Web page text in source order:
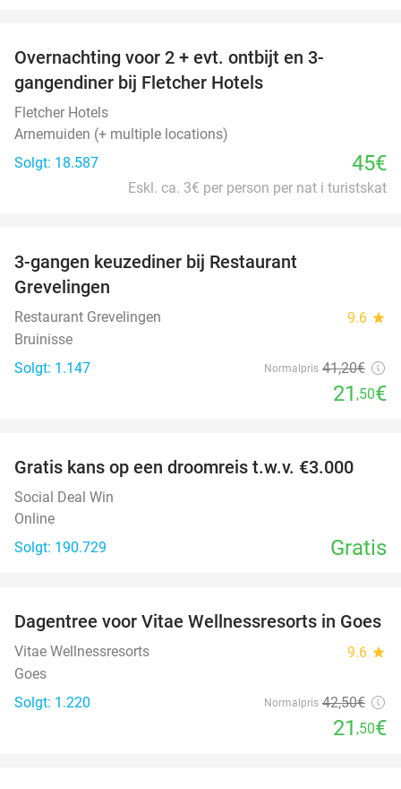
Overnachting voor 2 + evt. ontbijt en 3-
gangendiner bij Fletcher Hotels
Fletcher Hotels
Arnemuiden (+ multiple locations)
Solgt: 18.587
45€
Eskl. ca. 3€ per person per nat i turistskat
3-gangen keuzediner bij Restaurant
Grevelingen
Restaurant Grevelingen 9.6 star
Bruinisse
Solgt: 1.147
Normalpris 41,20€
21 ,50€
Gratis kans op een droomreis t.w.v. €3.000
Social Deal Win
Online
Solgt: 190.729
Gratis
49%
Dagentree voor Vitae Wellnessresorts in Goes
Vitae Wellnessresorts 9.6 star
Goes
Solgt: 1.220
Normalpris 42,50€
21 ,50€